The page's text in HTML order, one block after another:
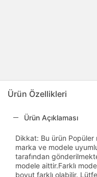
Ürün Özellikleri
Ürün Açıklaması
Dikkat: Bu ürün Popüler
marka ve modele
tarafından
modele aittir.Farklı
boyut farklı olabilir.